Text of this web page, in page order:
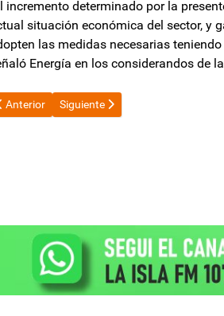
incremento determinado por la
situación económica del sector, y
las medidas necesarias
Energía en los considerandos de
anterior: Profanaron las tumbas de
Anterior Artículo siguiente: En el día de
Siguiente